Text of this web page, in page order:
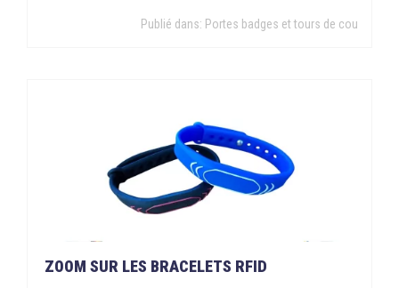
Publié dans: Portes badges et tours de cou
ZOOM SUR LES BRACELETS RFID